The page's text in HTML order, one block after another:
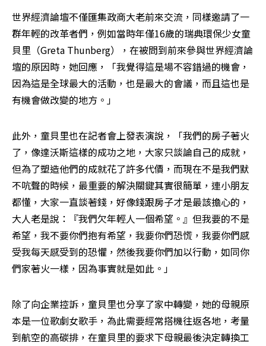
世界經濟論壇不僅匯集政商大老前來交流，同樣邀請了一
群年輕的改革者們，例如當時年僅16歲的瑞典環保少女童
貝里（Greta Thunberg），在被問到前來參與世界經濟論
壇的原因時，她回應，「我覺得這是場不容錯過的機會，
因為這是全球最大的活動，也是最大的會議，而且這也是
有機會做改變的地方。」
此外，童貝里也在記者會上發表演說，「我們的房子著火
了，像達沃斯這樣的成功之地，大家只談論自己的成就，
但為了塑造他們的成就花了許多代價，而現在不是我們默
不吭聲的時候，最重要的解決關鍵其實很簡單，連小朋友
都懂，大家一直談著錢，好像錢跟房子才是最該擔心的，
大人老是說：『我們欠年輕人一個希望。』但我要的不是
希望，我不要你們抱有希望，我要你們恐慌，我要你們感
受我每天感受到的恐懼，然後我要你們加以行動，如同你
們家著火一樣，因為事實就是如此。」
除了向企業控訴，童貝里也分享了家中轉變，她的母親原
本是一位歌劇女歌手，為此需要經常搭機往返各地，考量
到航空的高碳排，在童貝里的要求下母親最後決定轉換工